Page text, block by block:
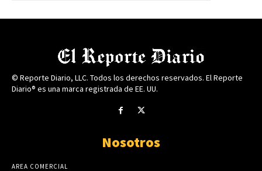
© Reporte Diario, LLC. Todos los derechos reservados. El Reporte
Diario® es una marca registrada de EE. UU.
Nosotros
AREA COMERCIAL